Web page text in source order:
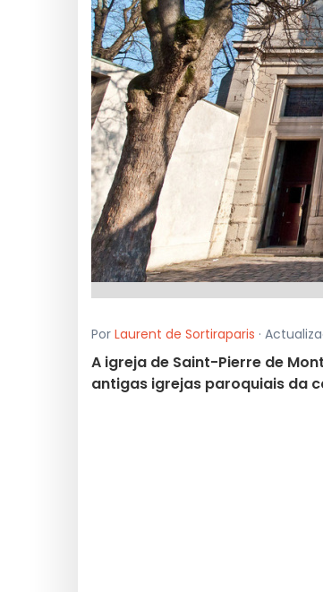
Por Laurent de Sortiraparis ·
A igreja de Saint-Pierre de
antigas igrejas paroquiais da